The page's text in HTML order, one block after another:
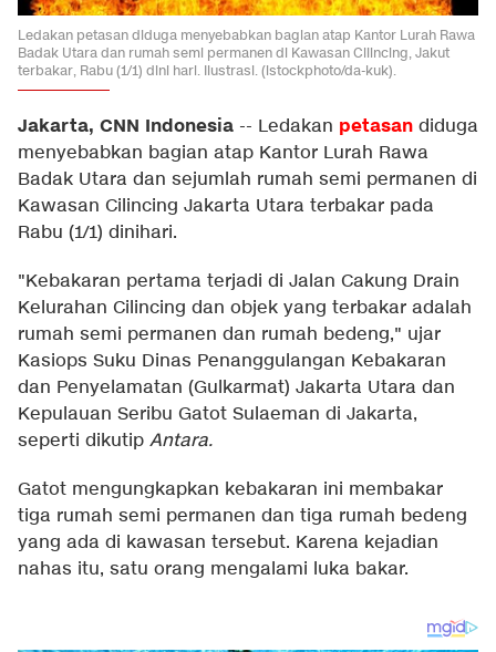
Ledakan petasan diduga menyebabkan bagian atap Kantor Lurah Rawa
Badak Utara dan rumah semi permanen di Kawasan Cilincing, Jakut
terbakar, Rabu (1/1) dini hari. Ilustrasi. (istockphoto/da-kuk).
Jakarta, CNN Indonesia -- Ledakan petasan diduga
menyebabkan bagian atap Kantor Lurah Rawa
Badak Utara dan sejumlah rumah semi permanen di
Kawasan Cilincing Jakarta Utara terbakar pada
Rabu (1/1) dinihari.
"Kebakaran pertama terjadi di Jalan Cakung Drain
Kelurahan Cilincing dan objek yang terbakar adalah
rumah semi permanen dan rumah bedeng," ujar
Kasiops Suku Dinas Penanggulangan Kebakaran
dan Penyelamatan (Gulkarmat) Jakarta Utara dan
Kepulauan Seribu Gatot Sulaeman di Jakarta,
seperti dikutip Antara.
Gatot mengungkapkan kebakaran ini membakar
tiga rumah semi permanen dan tiga rumah bedeng
yang ada di kawasan tersebut. Karena kejadian
nahas itu, satu orang mengalami luka bakar.